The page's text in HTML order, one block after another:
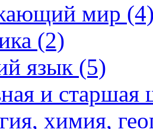
мир
(2)
язык (5)
и старшая
химия,